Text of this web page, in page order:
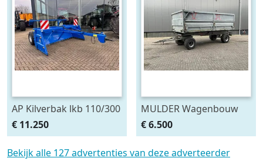
AP Kilverbak lkb 110/300
(bj 2025)
€ 11.250
MULDER Wagenbouw
Glas Constructie
Containerbak wag
€ 6.500
Bekijk alle 127 advertenties van deze adverteerder